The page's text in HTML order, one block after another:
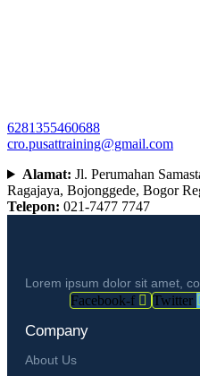
6281355460688
cro.pusattraining@gmail.com
Alamat: Jl. Perumahan
Ragajaya, Bojonggede, Bogor
Telepon: 021-7477 7747
Lorem ipsum dolor sit amet,
Facebook-f Twitter
Company
About Us